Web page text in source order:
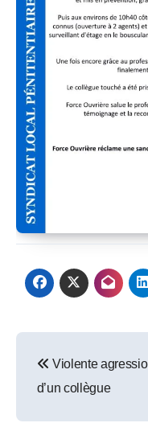
navigation
Violente
d’un collègue